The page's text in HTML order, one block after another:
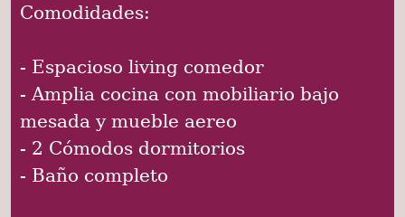
Comodidades:
- Espacioso living comedor
- Amplia cocina con mobiliario bajo
mesada y mueble aereo
- 2 Cómodos dormitorios
- Baño completo